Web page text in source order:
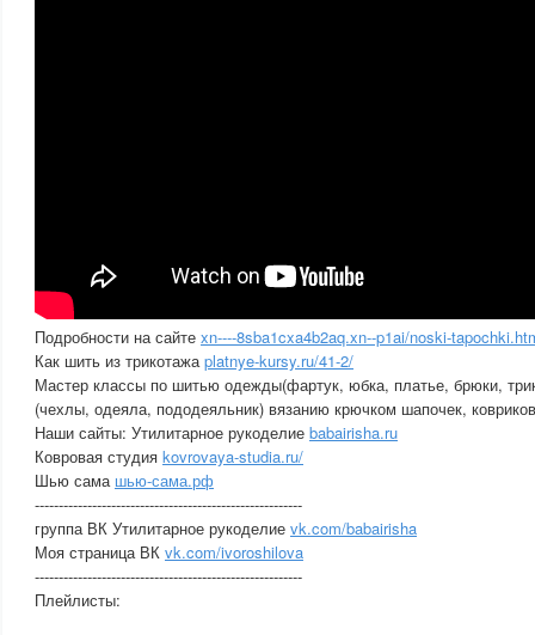
Подробности на сайте xn----8sba1cxa4b2aq.xn--p1ai/noski-
Как шить из трикотажаplatnye-kursy.ru/41-2/
Мастер классы по шитью одежды(фартук, юбка, платье, брюки,
(чехлы, одеяла, пододеяльник) вязанию крючком шапочек,
Наши сайты: Утилитарное рукоделие babairisha.ru
Ковровая студия kovrovaya-studia.ru/
Шью сама шью-сама.рф
----------------------------------------­----------------
группа ВК Утилитарное рукоделие vk.com/babairisha
Моя страница ВК vk.com/ivoroshilova
----------------------------------------­----------------
Плейлисты: